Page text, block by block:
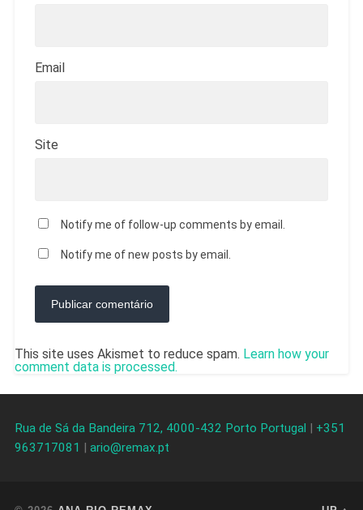
Email
Site
Notify me of follow-up comments by email.
Notify me of new posts by email.
This site uses Akismet to reduce spam. Learn how your
comment data is processed.
Rua de Sá da Bandeira 712, 4000-432 Porto Portugal | +351
963717081 | ario@remax.pt